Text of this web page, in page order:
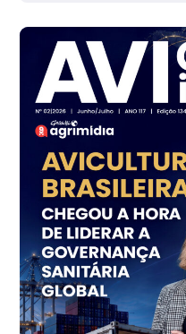
Ovo Branco - Regional
Branco
R$ 145,34
cx
Ovo Vermelho -
Grande São Paulo (SP)
R$ 155,59
cx
Ovo Vermelho -
Vermelho
R$ 159,31
cx